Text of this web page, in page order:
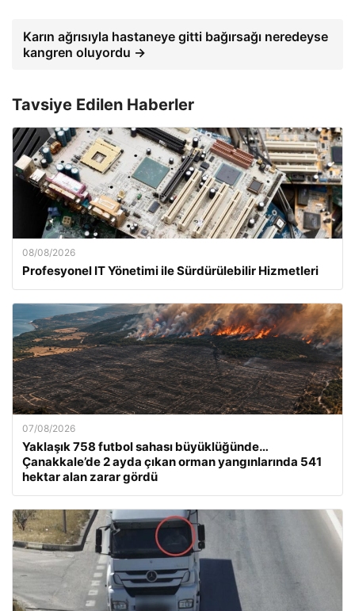
Karın ağrısıyla hastaneye gitti bağırsağı neredeyse
kangren oluyordu →
Tavsiye Edilen Haberler
08/08/2026
Profesyonel IT Yönetimi ile Sürdürülebilir Hizmetleri
07/08/2026
Yaklaşık 758 futbol sahası büyüklüğünde…
Çanakkale’de 2 ayda çıkan orman yangınlarında 541
hektar alan zarar gördü